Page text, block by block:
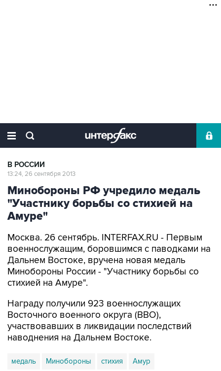
В РОССИИ
13:24, 26 сентября 2013
Минобороны РФ учредило медаль
"Участнику борьбы со стихией на
Амуре"
Москва. 26 сентябрь. INTERFAX.RU - Первым
военнослужащим, боровшимся с паводками на
Дальнем Востоке, вручена новая медаль
Минобороны России - "Участнику борьбы со
стихией на Амуре".
Награду получили 923 военнослужащих
Восточного военного округа (ВВО),
участвовавших в ликвидации последствий
наводнения на Дальнем Востоке.
медаль Минобороны стихия Амур